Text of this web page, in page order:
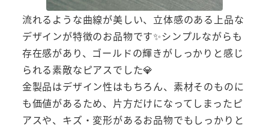
流れるような曲線が美しい、立体感のある上品な
デザインが特徴のお品物です✨シンプルながらも
存在感があり、ゴールドの輝きがしっかりと感じ
られる素敵なピアスでした💎
金製品はデザイン性はもちろん、素材そのものに
も価値があるため、片方だけになってしまったピ
アスや、キズ・変形があるお品物でもしっかりと